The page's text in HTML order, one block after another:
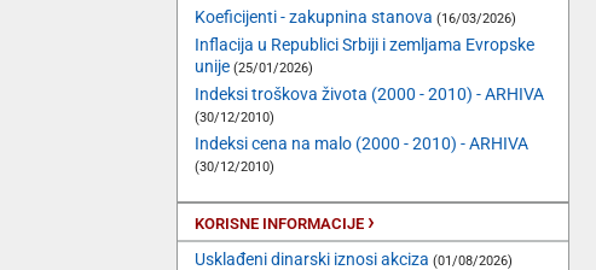
Koeficijenti - zakupnina stanova (16/03/2026)
Inflacija u Republici Srbiji i zemljama Evropske
unije (25/01/2026)
Indeksi troškova života (2000 - 2010) - ARHIVA
(30/12/2010)
Indeksi cena na malo (2000 - 2010) - ARHIVA
(30/12/2010)
KORISNE INFORMACIJE ›
Usklađeni dinarski iznosi akciza (01/08/2026)